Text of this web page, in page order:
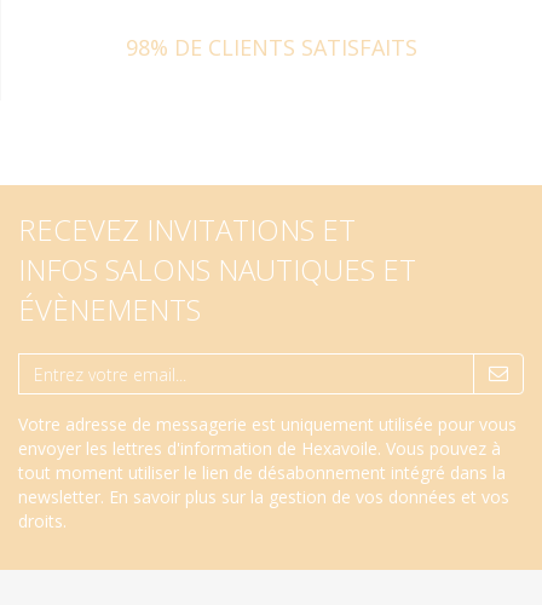
98% DE CLIENTS SATISFAITS
RECEVEZ INVITATIONS ET
INFOS SALONS NAUTIQUES ET
ÉVÈNEMENTS
Votre adresse de messagerie est uniquement utilisée pour vous
envoyer les lettres d'information de Hexavoile. Vous pouvez à
tout moment utiliser le lien de désabonnement intégré dans la
newsletter. En savoir plus sur la gestion de vos données et vos
droits.